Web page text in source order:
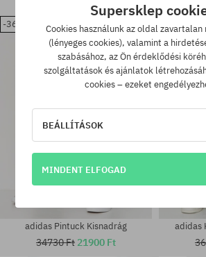
Elérhető méretek:
Elérhető
XL
-36%
adidas Pintuck Kisnadrág
34730 Ft 21900 Ft
-30%
adidas
Supersklep
Cookies használunk az oldal zavartalan
(lényeges cookies), valamint a
szabásához, az Ön érdeklődési
szolgáltatások és ajánlatok
cookies – ezeket
BEÁLLÍTÁSOK
MINDENT ELFOGAD